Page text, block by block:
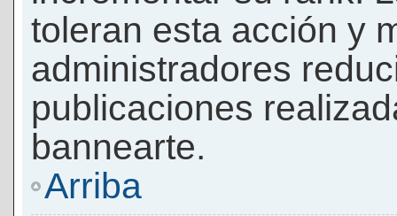
toleran esta acción y
administradores
publicaciones
bannearte.
Arriba